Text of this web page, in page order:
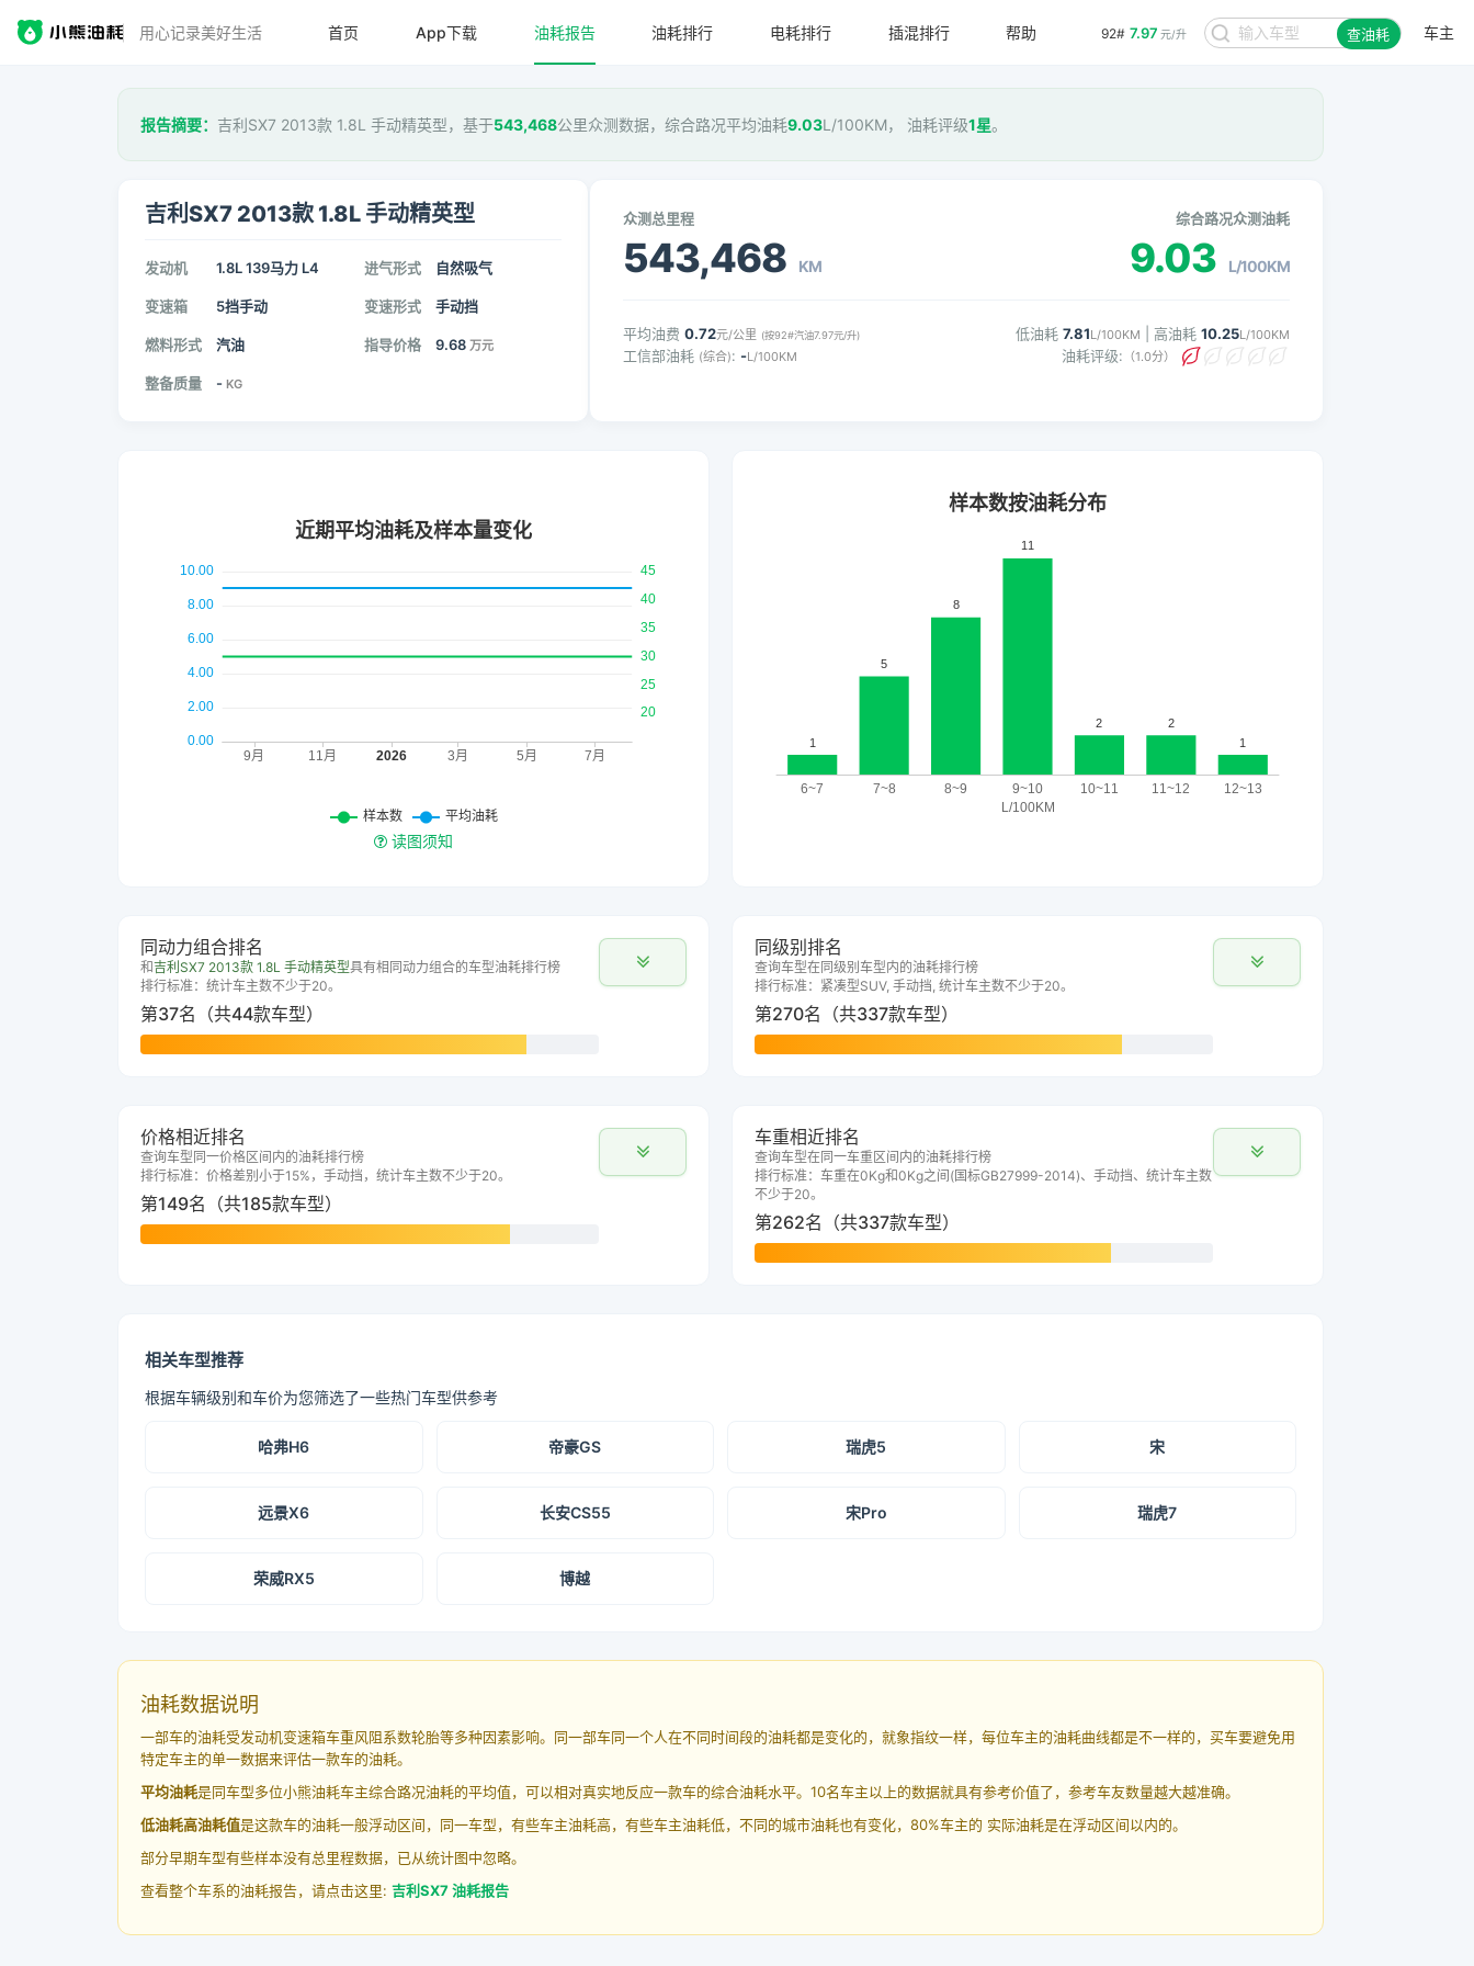
用心记录美好生活 92# 7.97 元/升 查油耗 车主
首页 App下载 油耗报告 油耗排行 电耗排行 插混排行 帮助
报告摘要： 吉利SX7 2013款 1.8L 手动精英型，基于543,468公里众测数据，综合路况平均油耗9.03L/100KM， 油耗评级1星。
吉利SX7 2013款 1.8L 手动精英型
发动机 1.8L 139马力 L4 进气形式 自然吸气
变速箱 5挡手动 变速形式 手动挡
燃料形式 汽油 指导价格 9.68 万元
整备质量 - KG
众测总里程
543,468 KM
综合路况众测油耗
9.03 L/100KM
平均油费 0.72元/公里 (按92#汽油7.97元/升)
工信部油耗 (综合): -L/100KM
低油耗 7.81L/100KM | 高油耗 10.25L/100KM
油耗评级: （1.0分）
读图须知
同动力组合排名
和吉利SX7 2013款 1.8L 手动精英型具有相同动力组合的车型油耗排行榜
排行标准：统计车主数不少于20。
第37名（共44款车型）
同级别排名
查询车型在同级别车型内的油耗排行榜
排行标准：紧凑型SUV, 手动挡, 统计车主数不少于20。
第270名（共337款车型）
价格相近排名
查询车型同一价格区间内的油耗排行榜
排行标准：价格差别小于15%，手动挡，统计车主数不少于20。
第149名（共185款车型）
车重相近排名
查询车型在同一车重区间内的油耗排行榜
排行标准：车重在0Kg和0Kg之间(国标GB27999-2014)、手动挡、统计车主数
不少于20。
第262名（共337款车型）
相关车型推荐
根据车辆级别和车价为您筛选了一些热门车型供参考
哈弗H6 帝豪GS 瑞虎5 宋
远景X6 长安CS55 宋Pro 瑞虎7
荣威RX5 博越
油耗数据说明
一部车的油耗受发动机变速箱车重风阻系数轮胎等多种因素影响。同一部车同一个人在不同时间段的油耗都是变化的，就象指纹一样，每位车主的油耗曲线都是不一样的，买车要避免用
特定车主的单一数据来评估一款车的油耗。
平均油耗是同车型多位小熊油耗车主综合路况油耗的平均值，可以相对真实地反应一款车的综合油耗水平。10名车主以上的数据就具有参考价值了，参考车友数量越大越准确。
低油耗高油耗值是这款车的油耗一般浮动区间，同一车型，有些车主油耗高，有些车主油耗低，不同的城市油耗也有变化，80%车主的 实际油耗是在浮动区间以内的。
部分早期车型有些样本没有总里程数据，已从统计图中忽略。
查看整个车系的油耗报告，请点击这里: 吉利SX7 油耗报告